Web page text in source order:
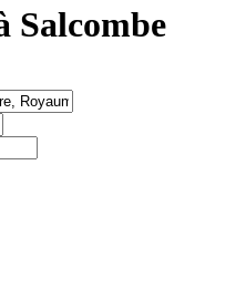
Salcombe